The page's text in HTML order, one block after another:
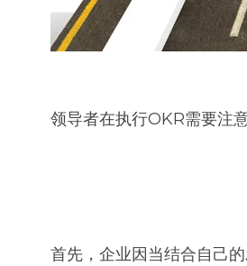
领导者在执行OKR需要注
首先，企业因当结合自己